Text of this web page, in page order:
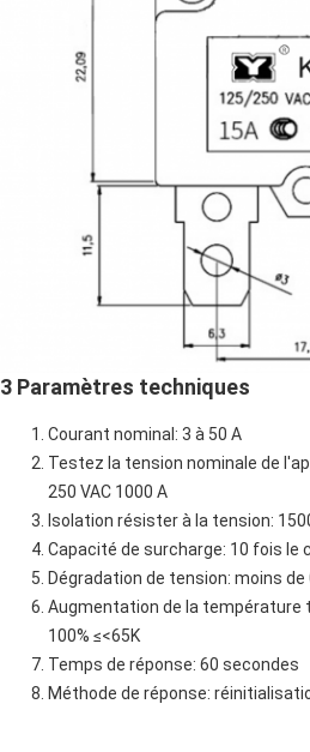
3 Paramètres techniques
Courant nominal: 3 à 50 A
Testez la tension nominale de
250 VAC 1000 A
Isolation résister à la tension:
Capacité de surcharge: 10 fois le
Dégradation de tension: moins
Augmentation de la température
100% ≤<65K
Temps de réponse: 60 secondes
Méthode de réponse: